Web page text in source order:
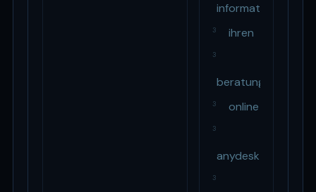
informationen
3 ihren
3
beratung
3 online
3
anydesk
3